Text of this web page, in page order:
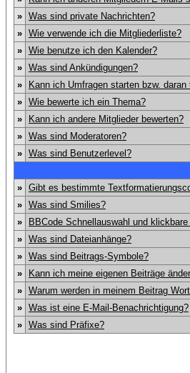
» Was sind private Nachrichten?
» Wie verwende ich die Mitgliederliste?
» Wie benutze ich den Kalender?
» Was sind Ankündigungen?
»
Kann ich Umfragen starten bzw. daran
» Wie bewerte ich ein Thema?
»
Kann ich andere Mitglieder bewerten?
» Was sind Moderatoren?
» Was sind Benutzerlevel?
» Gibt es bestimmte
» Was sind Smilies?
»
BBCode Schnellauswahl und
» Was sind Dateianhänge?
» Was sind Beitrags-Symbole?
»
Kann ich meine eigenen Beiträge
» Warum werden in meinem Beitrag
» Was ist eine E-Mail-Benachrichtigung?
» Was sind Präfixe?